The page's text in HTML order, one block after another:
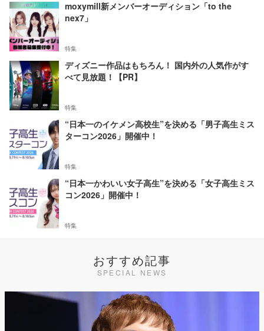
moxymill新メンバーオーディション「to the
nex7」
特集
ディズニー作品はもちろん！ 国内外の人気作がす
べて見放題！【PR】
特集
“日本一のイケメン高校生”を決める「男子高生ミス
ターコン2026」開催中！
特集
“日本一かわいい女子高生”を決める「女子高生ミス
コン2026」開催中！
特集
おすすめ記事
SPECIAL NEWS